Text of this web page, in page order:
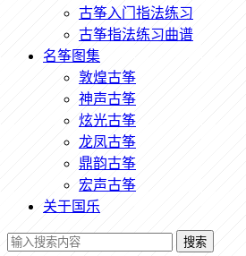
古筝入门指法练习
古筝指法练习曲谱
名筝图集
敦煌古筝
神声古筝
炫光古筝
龙凤古筝
鼎韵古筝
宏声古筝
关于国乐
搜索